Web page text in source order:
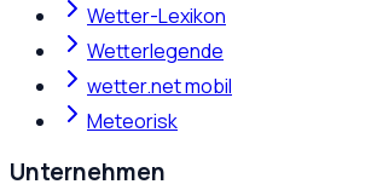
Wetter-Lexikon
Wetterlegende
wetter.net mobil
Meteorisk
Unternehmen